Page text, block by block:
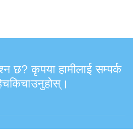
छ? कृपया हामीलाई सम्पर्क